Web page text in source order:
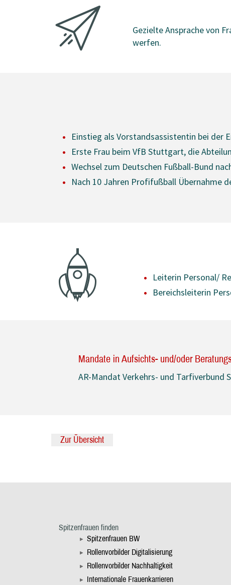
Gezielte Ansprache von
werfen.
Einstieg als Vorstandsassistentin bei der
Erste Frau beim VfB Stuttgart, die
Wechsel zum Deutschen Fußball-Bund
Nach 10 Jahren Profifußball Übernahme
Leiterin Personal/
Bereichsleiterin
Mandate in Aufsichts- und/oder
AR-Mandat Verkehrs- und Tarfiverbund
Zur Übersicht
Spitzenfrauen finden
Spitzenfrauen BW
Rollenvorbilder Digitalisierung
Rollenvorbilder Nachhaltigkeit
Internationale Frauenkarrieren